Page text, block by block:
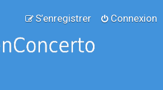
Connexion
S’enregistrer